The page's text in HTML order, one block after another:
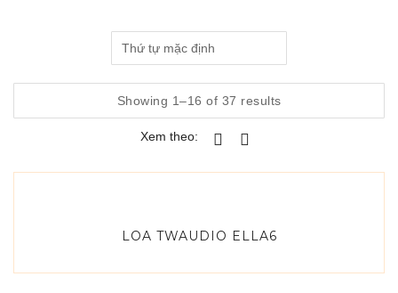
Showing 1–16 of 37 results
Xem theo:
LOA TWAUDIO ELLA6